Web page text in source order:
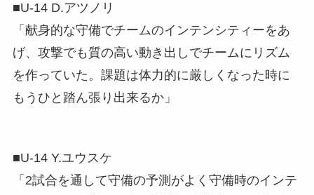
■U-14 D.アツノリ
「献身的な守備でチームのインテンシティーをあ
げ、攻撃でも質の高い動き出しでチームにリズム
を作っていた。課題は体力的に厳しくなった時に
もうひと踏ん張り出来るか」
■U-14 Y.ユウスケ
「2試合を通して守備の予測がよく守備時のインテ